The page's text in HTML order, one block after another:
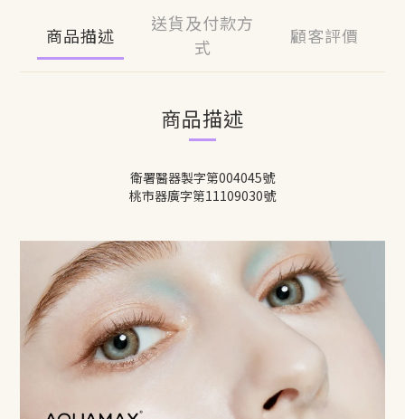
商品描述
送貨及付款方
式
顧客評價
商品描述
衛署醫器製字第004045號
桃市器廣字第11109030號